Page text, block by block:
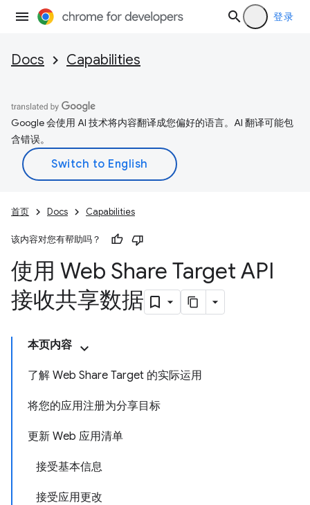
登录
Docs Capabilities
Google 会使用 AI 技术将内容翻译成您偏好的语言。AI 翻译可能包
含错误。
首页 Docs Capabilities
该内容对您有帮助吗？
使用 Web Share Target API
接收共享数据
本页内容
了解 Web Share Target 的实际运用
将您的应用注册为分享目标
更新 Web 应用清单
接受基本信息
接受应用更改